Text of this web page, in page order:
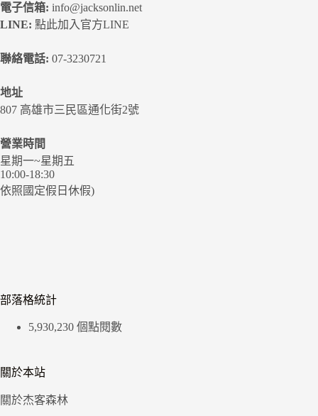
電子信箱: info@jacksonlin.net
LINE: 點此加入官方LINE
聯絡電話: 07-3230721
地址
807 高雄市三民區通化街2號
營業時間
星期一~星期五
10:00-18:30
依照國定假日休假)
部落格統計
5,930,230 個點閱數
關於本站
關於杰客森林